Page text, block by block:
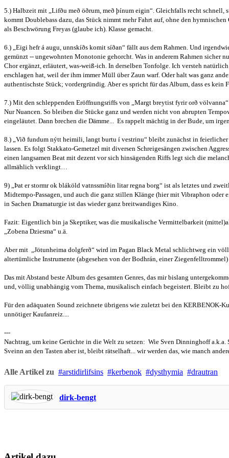
5.) Halbzeit mit „Lifðu með öðrum, með þínum eigin“. Gleichfalls recht schnell,
kommt Doublebass dazu, das Stück nimmt mehr Fahrt auf, ohne den
als Beschwörung Freyas (glaube ich). Klasse gemacht.
6.) „Eigi hefr á augu, unnskíðs komit síðan“ fällt aus dem Rahmen. Und
gemünzt -- ungewohnten Monotonie gehorcht. Was in anderem Rahmen sicher
Chor ergänzt, erläutert, was-weiß-ich. In derselben Tonfolge. Ich versteh
erschlagen hat, weil der ihm immer Müll über Zaun warf. Oder halt was ganz
authentischste Stück; vordergründig. Aber es spricht für das Album, dass es
7.) Mit den schleppenden Eröffnungsriffs von „Margt breytist fyrir orð
Nur Nuancen. So bleiben die Stücke ganz und werden nicht von abrupten
eingeläutet. Dann brechen die Dämme... Es rappelt mächtig in der Bude, um
8.) „Við fundum nýtt heimili, langt burtu í vestrinu“ bleibt zunächst in feierlicher
lassen. Es folgt Stakkato-Gemetzel mit diversen Schreigesängen zwischen
einen langsamen Beat mit dezent vor sich hinsägenden Riffs legt sich die
allmählich verklingt…
9) „Þat er stormr ok bláköld vatnssmíðin litar regna borg“ ist als letztes und
Midtempo-Passagen, und auch die ganz stillen Klänge (hier mit Vibraphon oder
in Sachen Dramaturgie ist das wieder ganz breitwandiges Kino.
Fazit: Eigentlich bin ja Skeptiker, was die musikalische Vermittelbarkeit
„Zobena Dziesma“ u.ä.
Aber mit „Jötunheima dolgferð“ wird im Pagan Black Metal schlichtweg ein
altertümliche Instrumente (abgesehen von der Bodhrán, einer
Das mit Abstand beste Album des gesamten Genres, das mir bislang
und, völlig unabhängig vom Thema, musikalisch einfach begeistert. Bleibt zu
Für den adäquaten Sound zeichnete übrigens wie zuletzt bei den
unnötiger Kaufanreiz....
---
Nachtrag, um keine Gerüchte in die Welt zu setzen: Wie Sven Dinninghoff
Sveinn an den Tasten aber ist, bleibt rätselhaft... wir werden das, wie manch
Alle Artikel zu arstidirlifsins kerbenok dysthymia drautran
dirk-bengt